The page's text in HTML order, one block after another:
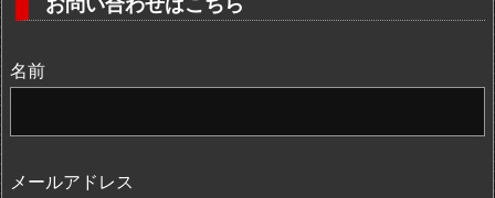
名前
メールアドレス